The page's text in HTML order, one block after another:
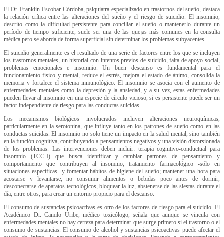
El Dr. Franklin Escobar Córdoba, psiquiatra especializado en trastornos del sueño, destaca
la relación crítica entre las alteraciones del sueño y el riesgo de suicidio. El insomnio,
descrito como la dificultad persistente para conciliar el sueño o mantenerlo durante un
período de tiempo suficiente, suele ser una de las quejas más comunes en la consulta
médica pero se aborda de forma superficial sin determinar los problemas subyacentes.
El suicidio generalmente es el resultado de una serie de factores entre los que se incluyen
los trastornos mentales, un historial con intentos previos de suicidio, falta de apoyo social,
problemas emocionales e insomnio. Un buen descanso es fundamental para el
funcionamiento físico y mental, reduce el estrés, mejora el estado de ánimo, consolida la
memoria y fortalece el sistema inmunológico. El insomnio se asocia con el aumento de
enfermedades mentales como la depresión y la ansiedad, y a su vez, estas enfermedades
pueden llevar al insomnio en una especie de círculo vicioso, si es persistente puede ser un
factor independiente de riesgo para las conductas suicidas.
Los mecanismos biológicos involucrados incluyen alteraciones neuroquímicas,
particularmente en la serotonina, que influye tanto en los patrones de sueño como en las
conductas suicidas. El insomnio no solo tiene un impacto en la salud mental, sino también
en la función cognitiva, contribuyendo a pensamientos negativos y una visión distorsionada
de los problemas. Las intervenciones deben incluir: terapia cognitivo-conductual para
insomnio (TCC-I) que busca identificar y cambiar patrones de pensamiento y
comportamiento que contribuyen al insomnio, tratamiento farmacológico -sólo en
situaciones específicas- y fomentar hábitos de higiene del sueño; mantener una hora para
acostarse y levantarse, no consumir alimentos o bebidas poco antes de dormir,
desconectarse de aparatos tecnológicos, bloquear la luz, abstenerse de las siestas durante el
día, entre otros, para crear un entorno propicio para el descanso.
El consumo de sustancias psicoactivas es otro de los factores de riesgo para el suicidio. El
Académico Dr. Camilo Uribe, médico toxicólogo, señala que aunque se vincula con
enfermedades mentales no hay certeza para determinar que surge primero si el trastorno o el
consumo de sustancias. El consumo de alcohol y sustancias psicoactivas puede afectar el